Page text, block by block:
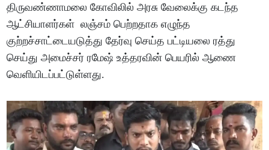
திருவண்ணாமலை கோவிலில் அரசு வேலைக்கு கடந்த
ஆட்சியாளர்கள் லஞ்சம் பெற்றதாக எழுந்த
குற்றச்சாட்டையடுத்து தேர்வு செய்த பட்டியலை ரத்து
செய்து அமைச்சர் ரமேஷ் உத்தரவின் பெயரில் ஆணை
வெளியிடப்பட்டுள்ளது.